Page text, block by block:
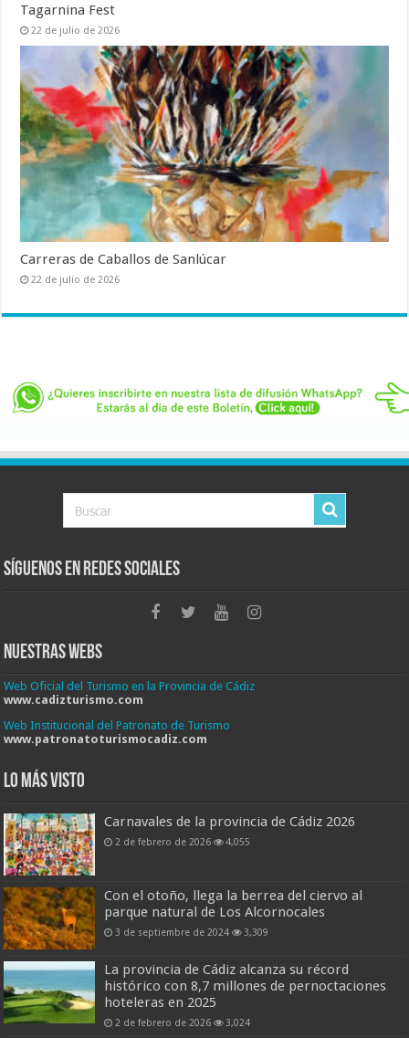
Tagarnina Fest
22 de julio de 2026
Carreras de Caballos de Sanlúcar
22 de julio de 2026
Síguenos en Redes Sociales
Nuestras Webs
Web Oficial del Turismo en la Provincia de Cádiz
www.cadizturismo.com
Web Institucional del Patronato de Turismo
www.patronatoturismocadiz.com
Lo más visto
Carnavales de la provincia de Cádiz 2026
2 de febrero de 2026 4,055
Con el otoño, llega la berrea del ciervo al
parque natural de Los Alcornocales
3 de septiembre de 2024 3,309
La provincia de Cádiz alcanza su récord
histórico con 8,7 millones de pernoctaciones
hoteleras en 2025
2 de febrero de 2026 3,024